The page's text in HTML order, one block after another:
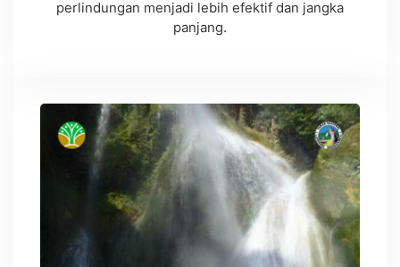
perlindungan menjadi lebih efektif dan jangka
panjang.